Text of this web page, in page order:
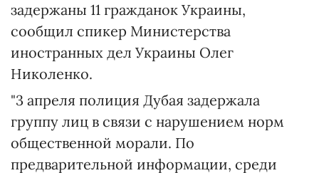
задержаны 11 гражданок Украины,
сообщил спикер Министерства
иностранных дел Украины Олег
Николенко.
"3 апреля полиция Дубая задержала
группу лиц в связи с нарушением норм
общественной морали. По
предварительной информации, среди